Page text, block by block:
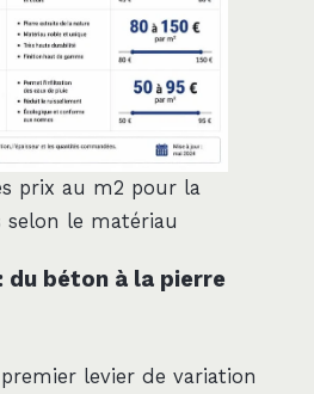
prix au m2 pour la
selon le matériau
du béton à la pierre
levier de variation